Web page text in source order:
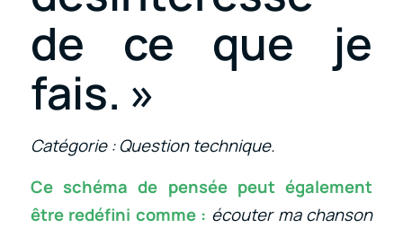
de ce que je
fais. »
Catégorie : Question technique.
Ce schéma de pensée peut également
être redéfini comme : écouter ma chanson